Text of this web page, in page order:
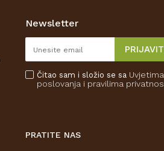
Newsletter
Čitao sam i složio se sa Uvjetima
poslovanja i pravilima
PRATITE NAS